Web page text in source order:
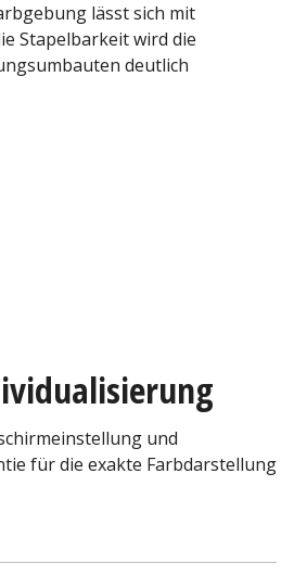
lässt sich mit
Stapelbarkeit wird die
deutlich
und
für die exakte Farbdarstellung